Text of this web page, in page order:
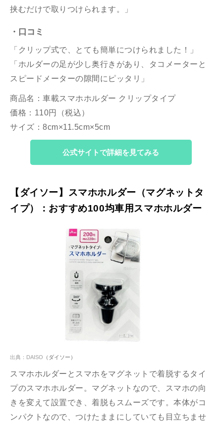
挟むだけで取りつけられます。」
・口コミ
「クリップ式で、とても簡単につけられました！」
「ホルダーの足が少し奥行きがあり、タコメーターと
スピードメーターの隙間にピッタリ」
商品名：車載スマホホルダー クリップタイプ
価格：110円（税込）
サイズ：8cm×11.5cm×5cm
公式サイトで詳細を見てみる
【ダイソー】スマホホルダー（マグネットタ
イプ）：おすすめ100均車用スマホホルダー
出典： DAISO （ダイソー）
スマホホルダーとスマホをマグネットで着脱するタイ
プのスマホホルダー。マグネットなので、スマホの向
きを変えて設置でき、着脱もスムーズです。本体がコ
ンパクトなので、つけたままにしていても目立ちませ